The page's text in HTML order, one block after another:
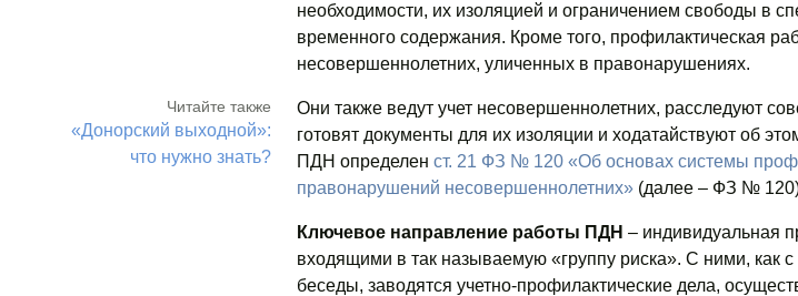
необходимости, их изоляцией и ограничением свободы в
временного содержания. Кроме того, профилактическая
несовершеннолетних, уличенных в правонарушениях.
Они также ведут учет несовершеннолетних, расследуют
готовят документы для их изоляции и ходатайствуют об
ПДН определен ст. 21 ФЗ № 120 «Об основах системы
правонарушений несовершеннолетних»(далее – ФЗ №
Читайте также
«Донорский выходной»:
что нужно знать?
Ключевое направление работы ПДН – индивидуальная
входящими в так называемую «группу риска». С ними, как
беседы, заводятся учетно-профилактические дела,